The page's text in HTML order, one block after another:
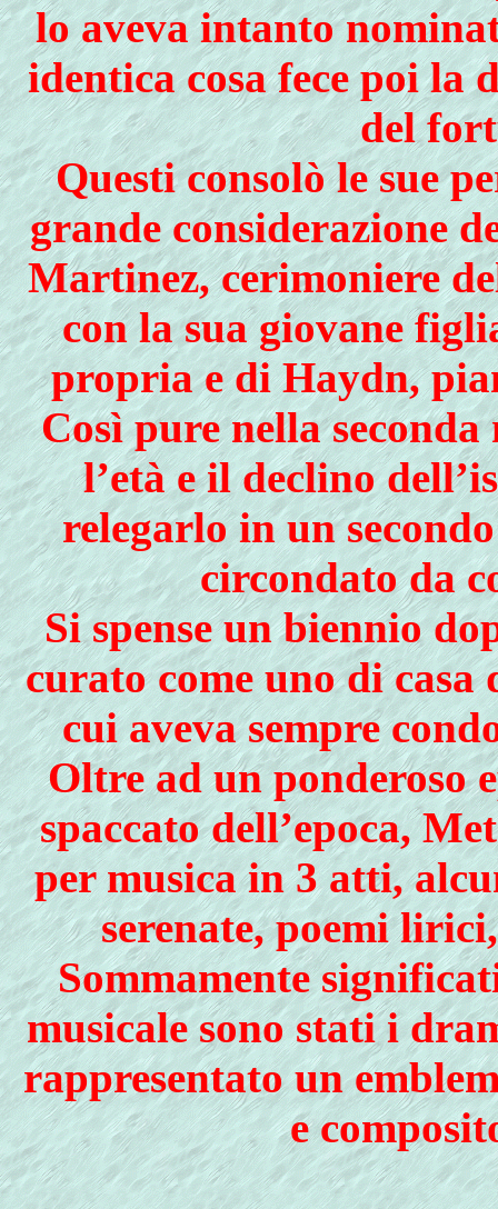
lo aveva intanto
identica cosa fece poi la
del
Questi consolò le sue
grande considerazione
Martinez, cerimoniere
con la sua giovane
propria e di Haydn,
Così pure nella
l’età e il declino
relegarlo in un
circondato da
Si spense un biennio
curato come uno di
cui aveva sempre
Oltre ad un ponderoso
spaccato dell’epoca,
per musica in 3 atti,
serenate, poemi
Sommamente
musicale sono stati i
rappresentato un
e